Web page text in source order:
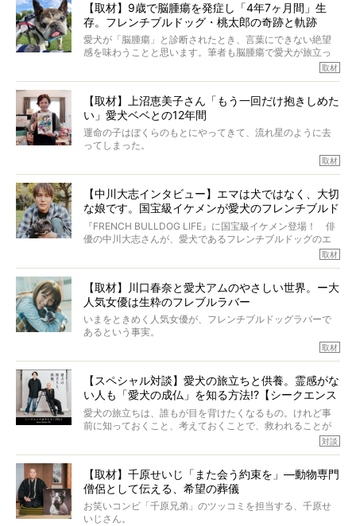
んのインスタグラムを覗くと、たくさんのフレブルアカウ
ントがフォローされていて、わが『FRENCH BULLDOG
LIFE』モデルのnicoやトーラスも、その中の一頭。
そんな中岡さんに、フレブルの魅力を語っていただきまし
た。そのブヒ愛っぷりは、思ってた以上！ ガチ中のガチ
【取材】9歳で脳腫瘍を発症し「4年7ヶ月間」生
存。フレンチブルドッグ・桃太郎の奇跡と軌跡
愛犬が「脳腫瘍」と診断されたとき、言葉にできない絶望
感を味わうことと思います。筆者も脳腫瘍で愛犬が旅立っ
たひとり。だからこそ、どれほど厄介で困難な病気かを理
ところが、フレンチブルドッグの桃太郎は9歳で脳腫瘍を発
症し、なんと4年7ヶ月間も生き抜いたのです。旅立ったと
きの年齢は13歳と11ヶ月、レジェンド級のレジェンドでし
た。さらには、治療後3年間は一度も発作が起きなかったと
いいます。
この事実はフレンチブルドッグだけでなく、脳腫瘍と闘う
太郎のオーナーである佐藤さんご夫婦に、治療の選択やケ
アについて詳しくお話しをうかがいました。
取材
【取材】上沼恵美子さん「もう一回だけ抱きしめた
い」愛犬ベベとの12年間
運命の子はぼくらのもとにやってきて、流れ星のように去
ってしまった。
り添いたいと思う。
その悲しみをいますぐ解消することはできないが、話をき
いて、泣いたり笑ったりするのもいいだろう。
こんな子だった、こんなにいい子だった、ほんとうに愛し
ていたと。
ぼくらは上沼恵美子さんのご自宅へ伺って、お話をきこう
と思った。
取材
【中川大志インタビュー】エマは犬ではなく、大切
な娘です。国宝級イケメンが愛犬のフレンチブルド
ッグと一緒に登場
『FRENCH BULLDOG LIFE』に国宝級イケメン登場！ 俳
優の中川大志さんが、愛犬であるフレンチブルドッグのエ
マちゃん（2歳の女の子）にメロメロとの情報を聞きつけ、
カエピソードが次から次へと飛び出しました。
取材
【取材】川口春奈と愛犬アムのやさしい世界。ー大
人気女優は生粋のフレブルラバー
いまをときめく人気女優が、フレンチブルドッグラバーで
あるという事実。
とりを目の当たりにするほどに、そのフレンチブルドッグ
愛がわたしたちのそれとまったく同じであることに、なん
だかうれしくなってしまったのでした。
春奈さんとアムちゃんのすてきな暮らしを、BUHI編集長の
小西がいつくしみながら、切り取らせていただきます。
取材
【スペシャル対談】愛犬の旅立ちと供養。霊感がな
い人も「愛犬の成仏」を知る方法!?【シークエンス
はやとも×PELI】
愛犬の旅立ちは、誰もが目を背けたくなるもの。けれど事
前に知っておくこと、考えておくことで、救われることが
力をもつお笑い芸人「シークエンスはやとも」さんに、愛
犬の旅立ちや供養についてインタビュー。
インタビュアー兼対談相手は、大の犬好きで心霊分野の知
識にも長けているPELIさん。
対談
【取材】千原せいじ「また会う約束を」―動物専門
僧侶として伝える、希望の葬儀
お笑いコンビ「千原兄弟」のツッコミを担当する、千原せ
いじさん。